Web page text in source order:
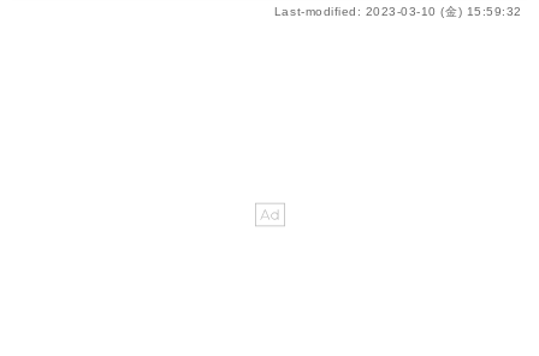
Last-modified: 2023-03-10 (金) 15:59:32